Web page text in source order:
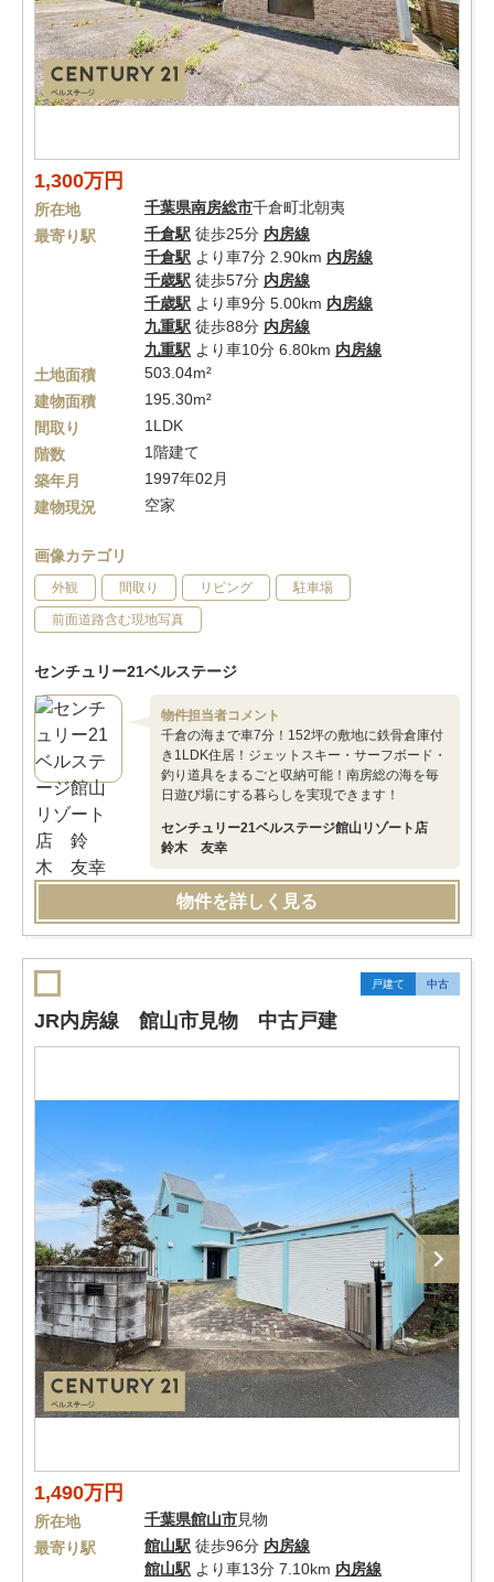
1,300万円
所在地 千葉県南房総市千倉町北朝夷
最寄り駅
千倉駅 徒歩25分 内房線
千倉駅 より車7分 2.90km 内房線
千歳駅 徒歩57分 内房線
千歳駅 より車9分 5.00km 内房線
九重駅 徒歩88分 内房線
九重駅 より車10分 6.80km 内房線
土地面積
503.04m²
建物面積
195.30m²
間取り
1LDK
階数
1階建て
築年月
1997年02月
建物現況
空家
画像カテゴリ
外観 間取り リビング 駐車場
前面道路含む現地写真
センチュリー21ベルステージ
物件担当者コメント
千倉の海まで車7分！152坪の敷地に鉄骨倉庫付
き1LDK住居！ジェットスキー・サーフボード・
釣り道具をまるごと収納可能！南房総の海を毎
日遊び場にする暮らしを実現できます！
センチュリー21ベルステージ館山リゾート店
鈴木 友幸
物件を詳しく見る
戸建て 中古
JR内房線 館山市見物 中古戸建
1,490万円
所在地 千葉県館山市見物
最寄り駅
館山駅 徒歩96分 内房線
館山駅 より車13分 7.10km 内房線